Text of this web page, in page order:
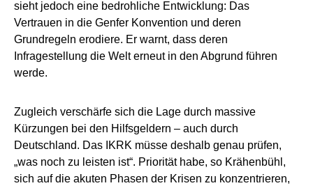
sieht jedoch eine bedrohliche Entwicklung: Das
Vertrauen in die Genfer Konvention und deren
Grundregeln erodiere. Er warnt, dass deren
Infragestellung die Welt erneut in den Abgrund führen
werde.
Zugleich verschärfe sich die Lage durch massive
Kürzungen bei den Hilfsgeldern – auch durch
Deutschland. Das IKRK müsse deshalb genau prüfen,
„was noch zu leisten ist“. Priorität habe, so Krähenbühl,
sich auf die akuten Phasen der Krisen zu konzentrieren,